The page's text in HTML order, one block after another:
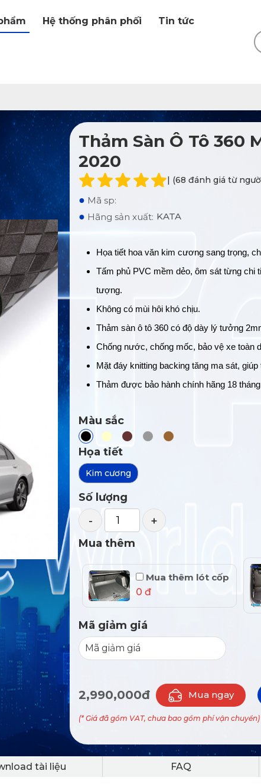
Hệ thống phân phối Tin tức
Thảm Sàn Ô Tô 360
2020
| (68 đánh giá từ
● Mã sp:
● Hãng sản xuất: KATA
Họa tiết hoa văn kim cương sang trọng,
Tấm phủ PVC mềm dẻo, ôm sát từng chi
tượng.
Không có mùi hôi khó chịu.
Thảm sàn ô tô 360 có độ dày lý tưởng
Chống nước, chống mốc, bảo vệ xe toàn
Mặt đáy knitting backing tăng ma sát,
Thảm được bảo hành chính hãng 18
Màu sắc
Họa tiết
Kim cương
Số lượng
- +
Mua thêm
Mua thêm lót cốp
0 đ
Mã giảm giá
2,990,000đ Mua ngay
(* Giá đã gồm VAT, chưa bao gồm phí vận chuyển)
tài liệu FAQ